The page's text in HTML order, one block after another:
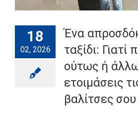
18
02, 2026
Ένα
ταξίδι: Γιατί
ούτως ή
ετοιμάσεις
βαλίτσες σου